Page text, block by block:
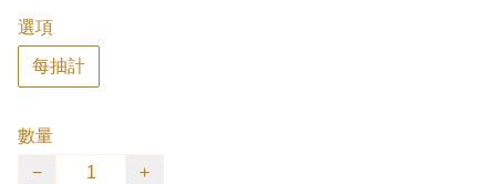
選項
每抽計
數量
−
+